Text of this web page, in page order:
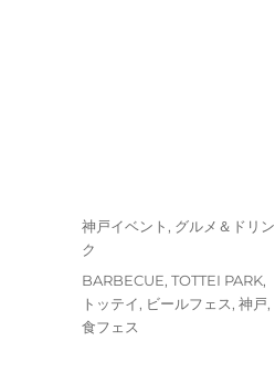
投
稿
カ
テ
リ
ー
神戸イベント , グルメ＆ドリン
ク
タ
グ
BARBECUE, TOTTEI PARK,
トッテイ, ビールフェス, 神戸,
食フェス